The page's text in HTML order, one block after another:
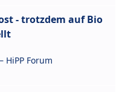
- trotzdem auf Bio
HiPP Forum